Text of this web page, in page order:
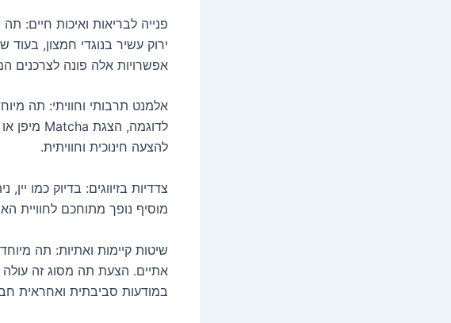
פנייה לבריאות ואיכות חיים:
ירוק עשיר בנוגדי חמצון,
אפשרויות אלה פונה לצרכנים
אלמנט תרבותי וחוויתי: תה
להצעה חינוכית וחוויתית.
צדדיות בזיווגים: בדיוק כמו
מוסיף נופך מתוחכם לחוויית
שיטות קיימות ואתיות: תה
אתיים. הצעת תה מסוג זה
במודעות סביבתית ואחראית